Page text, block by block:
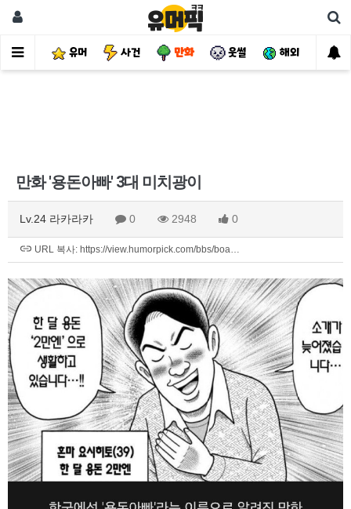
유머 사건 만화 웃썰 해외 핫
만화 '용돈아빠' 3대 미치광이
Lv.24 라카라카 0 2948 0
URL 복사: https://view.humorpick.com/bbs/boa…